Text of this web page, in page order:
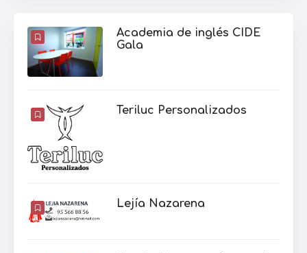
Academia de inglés CIDE
Gala
Teriluc Personalizados
Lejía Nazarena